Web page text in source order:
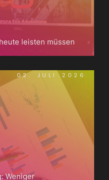
leisten müssen
02. JULI 2026
Weniger